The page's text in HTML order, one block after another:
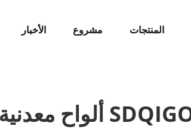
المنتجات مشروع الأخبار